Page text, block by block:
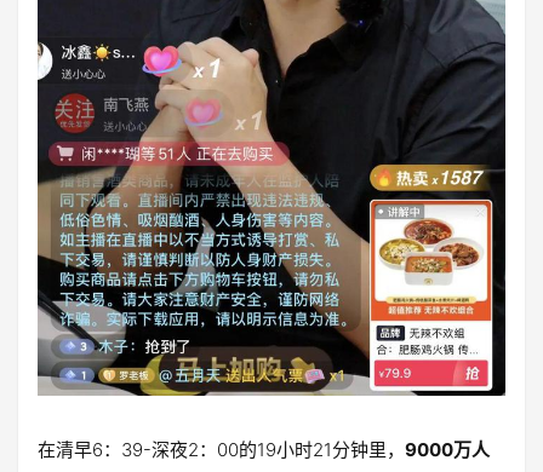
在清早6：39-深夜2：00的19小时21分钟里， 9000万人